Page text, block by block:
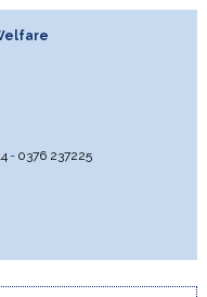
0376 237225